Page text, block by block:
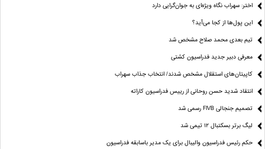
اختر: سهراب نگاه ویژه‌ای به جوان‌گرایی دارد
این پول‌ها از کجا می‌آید؟
تیم بعدی محمد صلاح مشخص شد
معرفی دبیر جدید فدراسیون کشتی
کاپیتان‌های استقلال مشخص شدند/ انتخاب جذاب سهراب
انتقاد شدید حسن روحانی از رییس فدراسیون کاراته
تصمیم جنجالی FIVB رسمی شد
لیگ برتر بسکتبال ۱۲ تیمی شد
حکم رئیس فدراسیون والیبال برای یک مدیر باسابقه فدراسیون